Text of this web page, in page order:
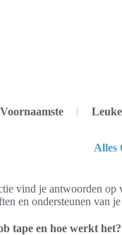
Voornaamste
Alles
vind je antwoorden op
en ondersteunen van
tape en hoe werkt het?